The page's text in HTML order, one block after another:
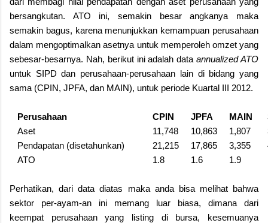
bersangkutan. ATO ini, semakin besar angkanya maka
semakin bagus, karena menunjukkan kemampuan perusahaan
dalam mengoptimalkan asetnya untuk memperoleh omzet yang
sebesar-besarnya. Nah, berikut ini adalah dataannualized ATO
untuk SIPD dan perusahaan-perusahaan lain di bidang yang
sama (CPIN, JPFA, dan MAIN), untuk periode Kuartal III 2012.
Perusahaan CPIN JPFA MAIN
Aset
11,748 10,863 1,807
Pendapatan (disetahunkan)
21,215 17,865 3,355
ATO
1.8 1.6 1.9
Perhatikan, dari data diatas maka anda bisa melihat bahwa
sektor per-ayam-an ini memang luar biasa, dimana dari
keempat perusahaan yang listing di bursa, kesemuanya